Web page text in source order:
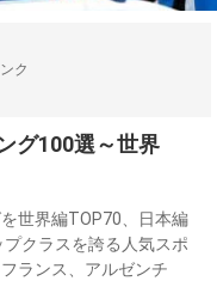
ク
グ100選～世界
世界編TOP70、日本編
クラスを誇る人気スポ
ランス、アルゼンチ